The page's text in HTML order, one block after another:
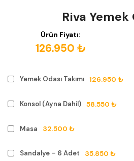
Riva Yemek
Ürün Fiyatı:
126.950 ₺
Yemek Odası Takımı 126.950 ₺
Konsol (Ayna Dahil) 58.550 ₺
Masa 32.500 ₺
Sandalye – 6 Adet 35.850 ₺